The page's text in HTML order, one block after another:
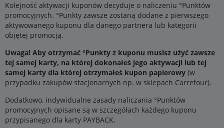
Kolejność aktywacji kuponów decyduje o naliczeniu °Punktów
promocyjnych. °Punkty zawsze zostaną dodane z pierwszego
aktywowanego kuponu dla danego partnera lub kategorii
objętej promocją.
Uwaga! Aby otrzymać °Punkty z kuponu musisz użyć zawsze
tej samej karty, na której dokonałeś jego aktywacji lub tej
samej karty dla której otrzymałeś kupon papierowy (w
przypadku zakupów stacjonarnych np. w sklepach Carrefour).
Dodatkowo, indywidualne zasady naliczania °Punktów
promocyjnych opisane są w szczegółach każdego kuponu
przypisanego dla karty PAYBACK.